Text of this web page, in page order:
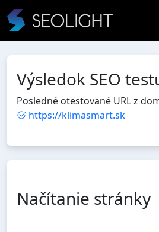
Výsledok SEO
Posledné otestované URL z
https://klimasmart.sk
Načítanie stránky